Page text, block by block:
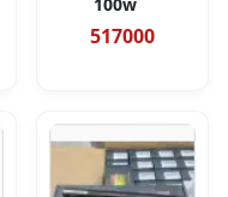
517000